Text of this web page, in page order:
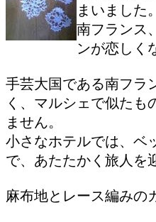
まいました。
南フランス
ンが恋しく
手芸大国である南フラ
く、マルシェで似たも
ません。
小さなホテルでは、ベ
で、あたたかく旅人を
麻布地とレース編みの